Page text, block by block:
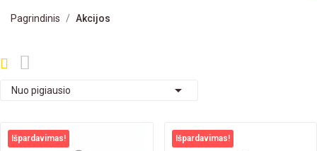
Pagrindinis Akcijos
Nuo pigiausio 
Išpardavimas! Išpardavimas!